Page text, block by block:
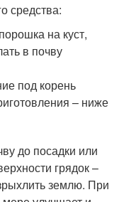
средства:
на куст,
в почву
под корень
– ниже
до посадки или
грядок –
землю. При